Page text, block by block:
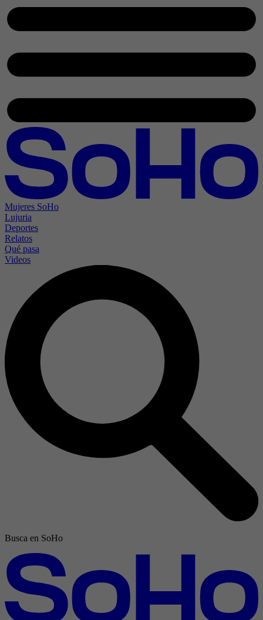
Mujeres SoHo
Lujuria
Deportes
Relatos
Qué pasa
Videos
Busca en SoHo